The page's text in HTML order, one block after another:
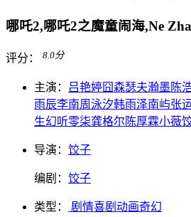
哪吒2,哪吒2之魔童闹海,Ne
评分： 8.0分
主演： 吕艳婷囧森瑟夫瀚墨 陈
雨辰李南周泳汐韩雨泽南屿张
生幻听零柒龚格尔 陈厚霖小薇
导演： 饺子
编剧： 饺子
类型： 剧情喜剧 动画奇幻